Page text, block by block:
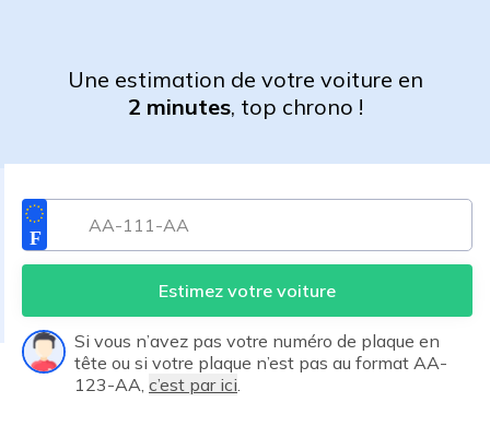
Une estimation de votre voiture en
2 minutes, top chrono !
Estimez votre voiture
Si vous n’avez pas votre numéro de plaque en
tête ou si votre plaque n’est pas au format AA-
123-AA, c’est par ici